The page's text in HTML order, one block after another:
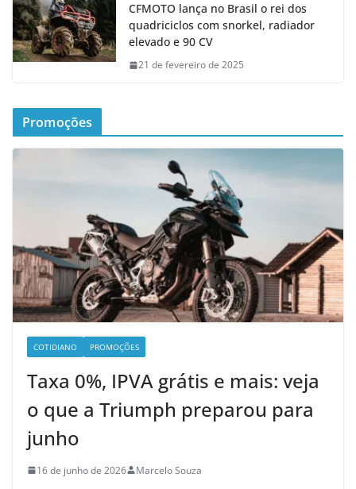
CFMOTO lança no Brasil o rei dos
quadriciclos com snorkel, radiador
elevado e 90 CV
21 de fevereiro de 2025
Promoções
COTIDIANO PROMOÇÕES
Taxa 0%, IPVA grátis e mais: veja
o que a Triumph preparou para
junho
16 de junho de 2026 Marcelo Souza